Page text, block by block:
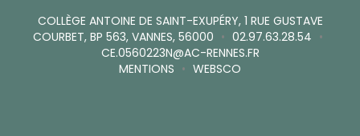
COLLÈGE ANTOINE DE SAINT-EXUPÉRY, 1 RUE GUSTAVE
COURBET, BP 563, VANNES, 56000 • 02.97.63.28.54 •
CE.0560223N@AC-RENNES.FR
MENTIONS • WEBSCO